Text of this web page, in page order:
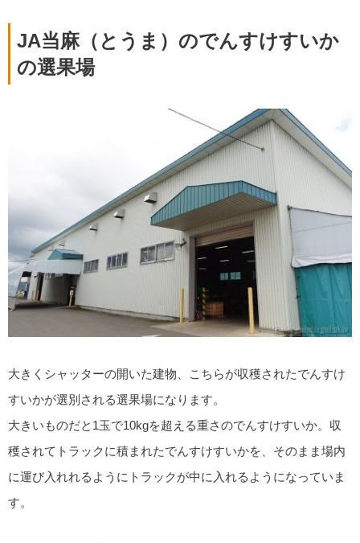
JA当麻（とうま）のでんすけすいか
の選果場
大きくシャッターの開いた建物、こちらが収穫されたでんすけ
すいかが選別される選果場になります。
大きいものだと1玉で10kgを超える重さのでんすけすいか。収
穫されてトラックに積まれたでんすけすいかを、そのまま場内
に運び入れれるようにトラックが中に入れるようになっていま
す。